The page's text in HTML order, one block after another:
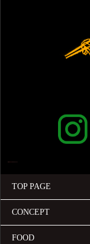
TOP PAGE
CONCEPT
FOOD